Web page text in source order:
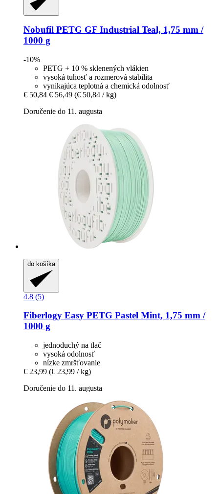
Nobufil PETG GF Industrial Teal, 1,75 mm /
1000 g
-10%
PETG + 10 % sklenených vlákien
vysoká tuhosť a rozmerová stabilita
vynikajúca teplotná a chemická odolnosť
€ 50,84 € 56,49 (€ 50,84 / kg)
Doručenie do 11. augusta
do košíka
4.8 (5)
Fiberlogy Easy PETG Pastel Mint, 1,75 mm /
1000 g
jednoduchý na tlač
vysoká odolnosť
nízke zmršťovanie
€ 23,99 (€ 23,99 / kg)
Doručenie do 11. augusta